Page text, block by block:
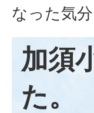
なった気分
加須
た。